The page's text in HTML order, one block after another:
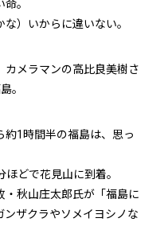
。
）いからに違いない。
カメラマンの高比良美樹さ
。
約1時間半の福島は、思っ
ほどで花見山に到着。
・秋山庄太郎氏が「福島に
ザクラやソメイヨシノな